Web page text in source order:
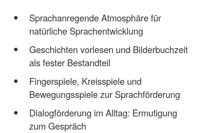
Sprachanregende Atmosphäre für
natürliche Sprachentwicklung
Geschichten vorlesen und Bilderbuchzeit
als fester Bestandteil
Fingerspiele, Kreisspiele und
Bewegungsspiele zur Sprachförderung
Dialogförderung im Alltag: Ermutigung
zum Gespräch